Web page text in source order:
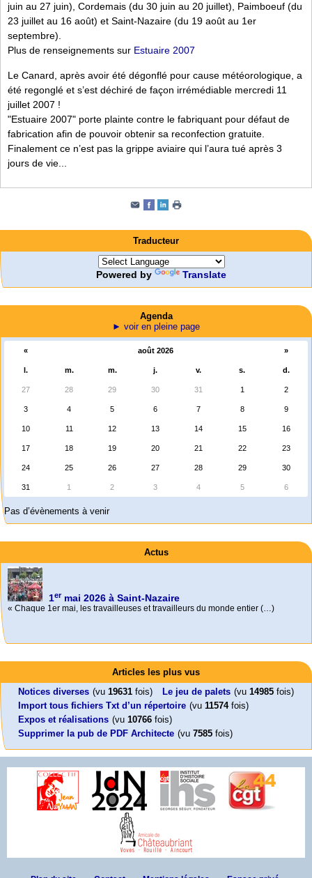
juin au 27 juin), Cordemais (du 30 juin au 20 juillet), Paimboeuf (du
23 juillet au 16 août) et Saint-Nazaire (du 19 août au 1er
septembre).
Plus de renseignements sur Estuaire 2007
Le Canard, après avoir été dégonflé pour cause météorologique, a
été regonglé et s’est déchiré de façon irrémédiable mercredi 11
juillet 2007 !
"Estuaire 2007" porte plainte contre le fabriquant pour défaut de
fabrication afin de pouvoir obtenir sa reconfection gratuite.
Finalement ce n’est pas la grippe aviaire qui l’aura tué après 3
jours de vie...
Traducteur
Powered by Translate
Agenda
► voir en pleine page
« août 2026 »
l. m. m. j. v. s. d.
27 28 29 30 31 1 2
3 4 5 6 7 8 9
10 11 12 13 14 15 16
17 18 19 20 21 22 23
24 25 26 27 28 29 30
31 1 2 3 4 5 6
Pas d’évènements à venir
Actus
1 mai 2026 à Saint-Nazaire
« Chaque 1er mai, les travailleuses et travailleurs du monde entier (…)
Foutez-nous la paix !
Leonard Peltier libre !
Leonard Peltier, un Amérindien condamné deux fois à la prison à vie pour
un (…)
En Pays-de-la-Loire le couperet est tombé !
« La présidente Horizons de la région Pays de la Loire veut faire voter ce (…)
Mon CV... Cette perle indique une nouveauté, ou le dernier travail (…)
Articles les plus vus
Notices diverses (vu 19631 fois) Le jeu de palets (vu 14985 fois)
Import tous fichiers Txt d’un répertoire (vu 11574fois)
Expos et réalisations (vu 10766 fois)
Supprimer la pub de PDF Architecte (vu 7585 fois)